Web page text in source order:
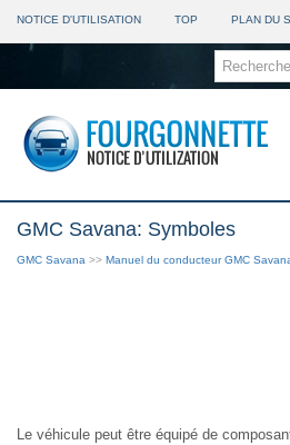
NOTICE D'UTILISATION TOP PLAN DU
GMC Savana: Symboles
GMC Savana >> Manuel du conducteur GMC
Le véhicule peut être équipé de